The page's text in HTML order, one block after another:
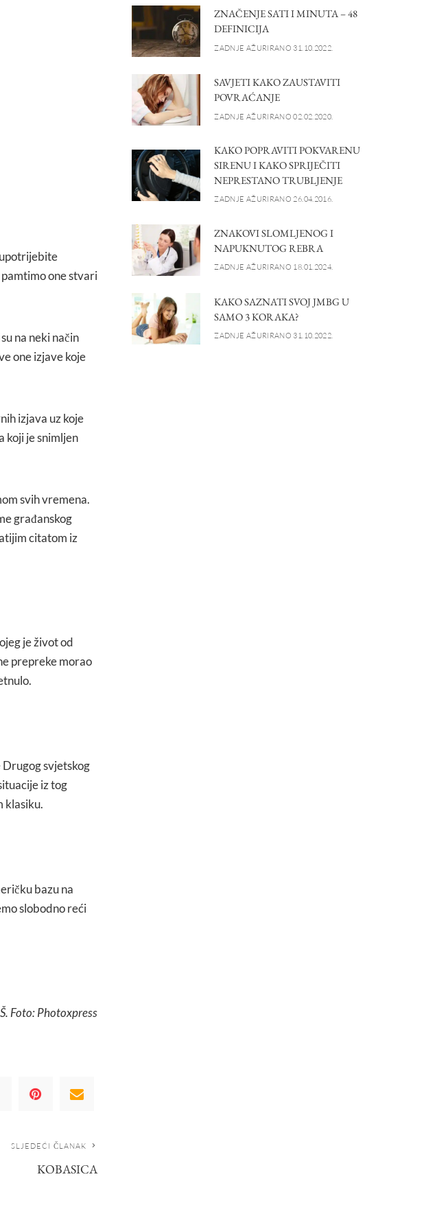
one stvari
na neki način
one izjave koje
izjava uz koje
koji je snimljen
svih vremena.
građanskog
citatom iz
je život od
prepreke morao
svjetskog
iz tog
klasiku.
bazu na
slobodno reći
Foto: Photoxpress
SLJEDEĆI ČLANAK
KOBASICA
ZNAČENJE SATI I MINUTA – 48
DEFINICIJA
ZADNJE AŽURIRANO 31.10.2022.
SAVJETI KAKO ZAUSTAVITI
POVRAĆANJE
ZADNJE AŽURIRANO 02.02.2020.
KAKO POPRAVITI POKVARENU
SIRENU I KAKO SPRIJEČITI
NEPRESTANO TRUBLJENJE
ZADNJE AŽURIRANO 26.04.2016.
ZNAKOVI SLOMLJENOG I
NAPUKNUTOG REBRA
ZADNJE AŽURIRANO 18.01.2024.
KAKO SAZNATI SVOJ JMBG U
SAMO 3 KORAKA?
ZADNJE AŽURIRANO 31.10.2022.